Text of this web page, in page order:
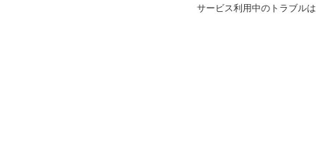
サービス利用中のトラブル